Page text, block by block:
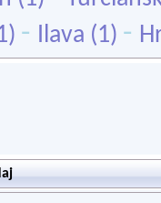
- Ilava (1) -